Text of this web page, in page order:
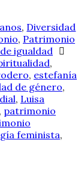
, Diversidad
, Patrimonio
igualdad
,
, estefanía
de género,
, Luisa
, patrimonio
feminista,